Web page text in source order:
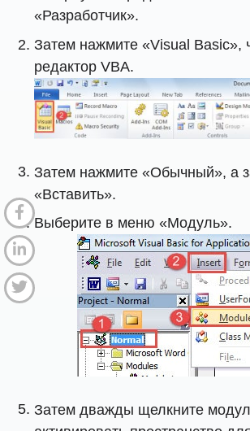
«Разработчик».
Затем нажмите «Visual Basic»,
редактор VBA.
Затем нажмите «Обычный», а
«Вставить».
Выберите в меню «Модуль».
Затем дважды щелкните